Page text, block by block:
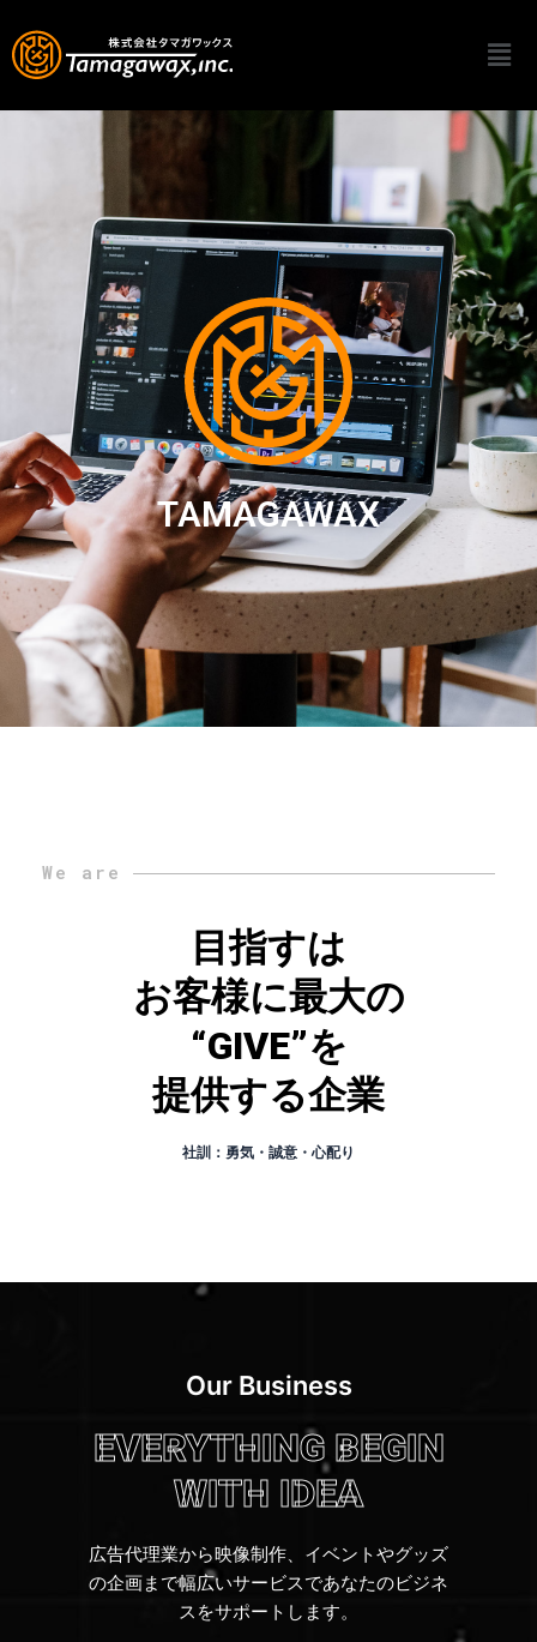
容
を
TAMAGAWAX
We are
目指すは
お客様に最大の
“GIVE”を
提供する企業
社訓：勇気・誠意・心配り
Our Business
EVERYTHING BEGIN
WITH IDEA
広告代理業から映像制作、イベントやグッズ
の企画まで幅広いサービスであなたのビジネ
スをサポートします。